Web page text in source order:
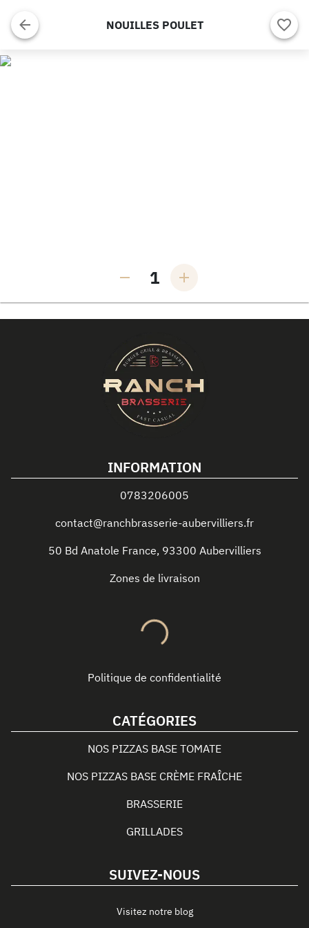
NOUILLES POULET
1
INFORMATION
0783206005
contact@ranchbrasserie-aubervilliers.fr
50 Bd Anatole France, 93300 Aubervilliers
Zones de livraison
Politique de confidentialité
CATÉGORIES
NOS PIZZAS BASE TOMATE
NOS PIZZAS BASE CRÈME FRAÎCHE
BRASSERIE
GRILLADES
SUIVEZ-NOUS
Visitez notre blog